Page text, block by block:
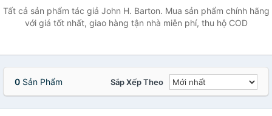
Tất cả sản phẩm tác giả John H. Barton. Mua sản phẩm chính hãng
với giá tốt nhất, giao hàng tận nhà miễn phí, thu hộ COD
0 Sản Phẩm Sắp Xếp Theo